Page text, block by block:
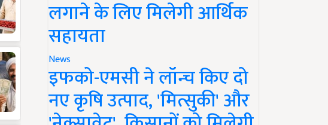
लगाने के लिए मिलेगी आर्थिक
सहायता
News
इफको-एमसी ने लॉन्च किए दो
नए कृषि उत्पाद, 'मित्सुकी' और